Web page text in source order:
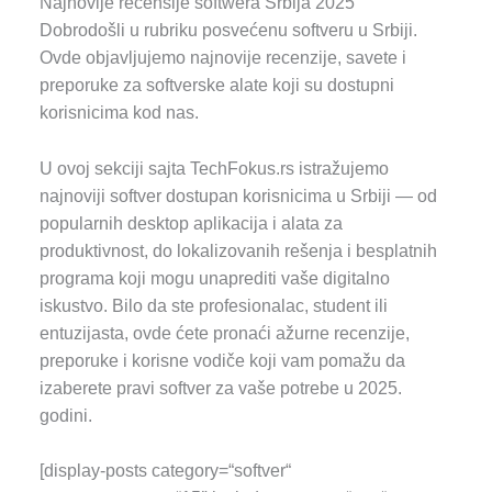
Dobrodošli u rubriku posvećenu softveru u Srbiji.
Ovde objavljujemo najnovije recenzije, savete i
preporuke za softverske alate koji su dostupni
korisnicima kod nas.
U ovoj sekciji sajta TechFokus.rs istražujemo
najnoviji softver dostupan korisnicima u Srbiji — od
popularnih desktop aplikacija i alata za
produktivnost, do lokalizovanih rešenja i besplatnih
programa koji mogu unaprediti vaše digitalno
iskustvo. Bilo da ste profesionalac, student ili
entuzijasta, ovde ćete pronaći ažurne recenzije,
preporuke i korisne vodiče koji vam pomažu da
izaberete pravi softver za vaše potrebe u 2025.
godini.
[display-posts category=“softver“